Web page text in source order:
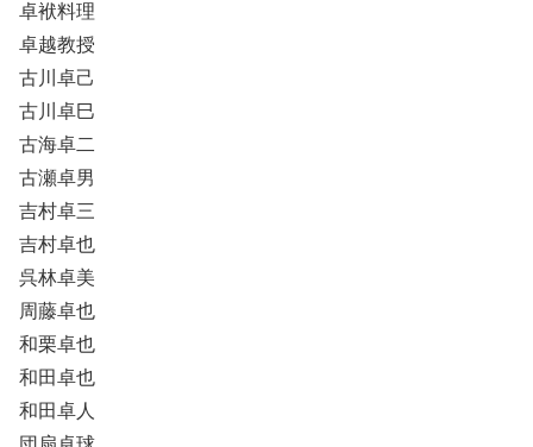
卓袱料理
卓越教授
古川卓己
古川卓巳
古海卓二
古瀬卓男
吉村卓三
吉村卓也
呉林卓美
周藤卓也
和栗卓也
和田卓也
和田卓人